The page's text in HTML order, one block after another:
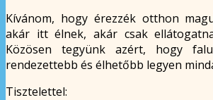
Kívánom, hogy érezzék otthon
akár itt élnek, akár csak
Közösen tegyünk azért, hogy
rendezettebb és élhetőbb legyen
Tisztelettel: